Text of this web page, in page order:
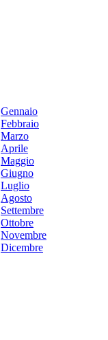
Gennaio
Febbraio
Marzo
Aprile
Maggio
Giugno
Luglio
Agosto
Settembre
Ottobre
Novembre
Dicembre